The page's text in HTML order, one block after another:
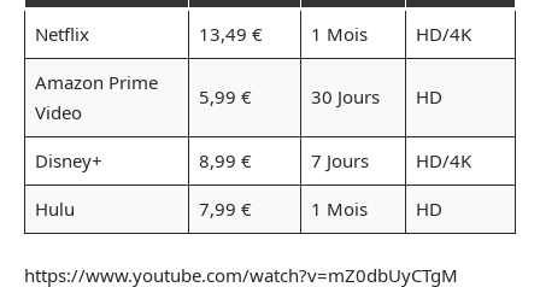
Netflix 13,49 € 1 Mois
HD/4K
Amazon Prime
Video
5,99 € 30 Jours HD
Disney+ 8,99 € 7 Jours
HD/4K
Hulu
7,99 € 1 Mois HD
https://www.youtube.com/watch?v=mZ0dbUyCTgM